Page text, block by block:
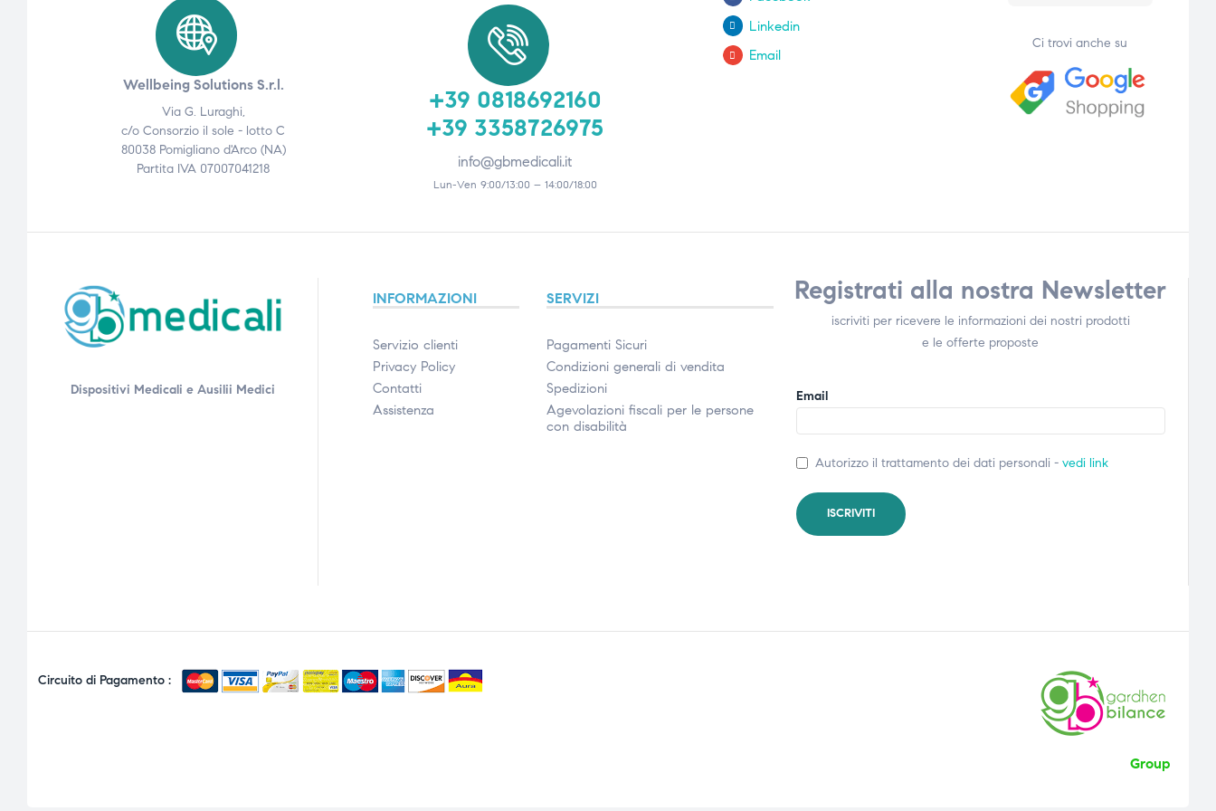
Wellbeing Solutions S.r.l.
Via G. Luraghi,
c/o Consorzio il sole - lotto C
80038 Pomigliano d'Arco (NA)
Partita IVA 07007041218
+39 0818692160
+39 3358726975
info@gbmedicali.it
Lun-Ven 9:00/13:00 – 14:00/18:00
Linkedin
Email
Ci trovi anche su
Dispositivi Medicali e Ausilii Medici
INFORMAZIONI
Servizio clienti
Privacy Policy
Contatti
Assistenza
SERVIZI
Pagamenti Sicuri
Condizioni generali di vendita
Spedizioni
Agevolazioni fiscali per le persone
con disabilità​
Registrati alla nostra Newsletter
iscriviti per ricevere le informazioni dei nostri prodotti
e le offerte proposte
Email
Autorizzo il trattamento dei dati personali - vedi link
Circuito di Pagamento :
Group